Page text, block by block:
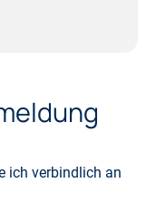
ich verbindlich an